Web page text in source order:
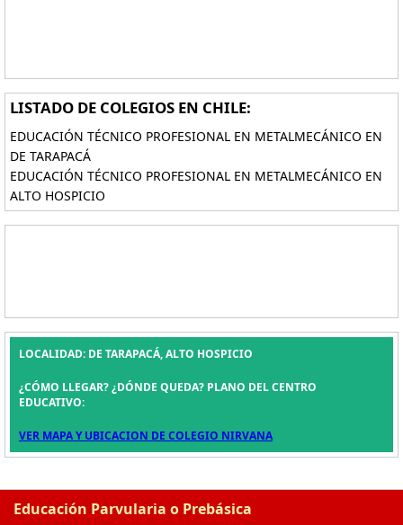
LISTADO DE COLEGIOS EN CHILE:
EDUCACIÓN TÉCNICO PROFESIONAL EN METALMECÁNICO EN
DE TARAPACÁ
EDUCACIÓN TÉCNICO PROFESIONAL EN METALMECÁNICO EN
ALTO HOSPICIO
LOCALIDAD: DE TARAPACÁ, ALTO HOSPICIO
¿CÓMO LLEGAR? ¿DÓNDE QUEDA? PLANO DEL CENTRO
EDUCATIVO:
VER MAPA Y UBICACION DE COLEGIO NIRVANA
Educación Parvularia o Prebásica